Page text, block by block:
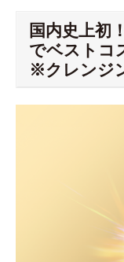
国内史上初
でベストコ
※クレンジ